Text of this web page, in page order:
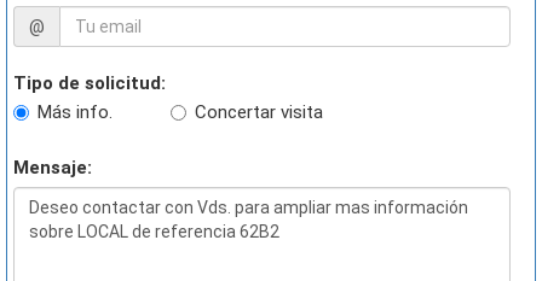
@
Tipo de solicitud:
Más info.
Concertar visita
Mensaje: